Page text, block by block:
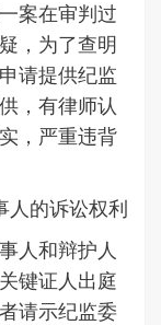
案在审判过
，为了查明
请提供纪监
，有律师认
，严重违背
人的诉讼权利
人和辩护人
键证人出庭
请示纪监委